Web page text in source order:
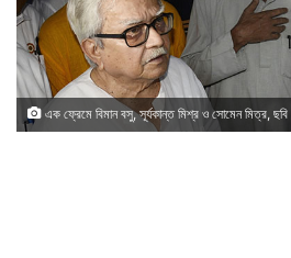
এক ফ্রেমে বিমান বসু, সূর্যকান্ত মিশ্র ও সোমেন মিত্র,